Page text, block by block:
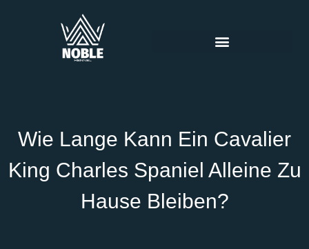
Wie Lange Kann Ein Cavalier
King Charles Spaniel Alleine Zu
Hause Bleiben?